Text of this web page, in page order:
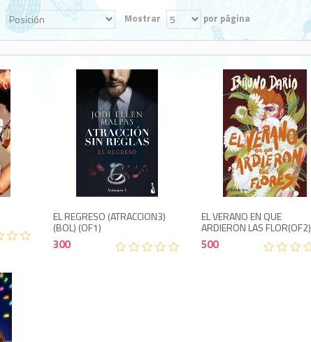
Mostrar por página
EL REGRESO (ATRACCION3)
(BOL) (OF1)
300
EL VERANO EN QUE
ARDIERON LAS FLOR(OF2)
500